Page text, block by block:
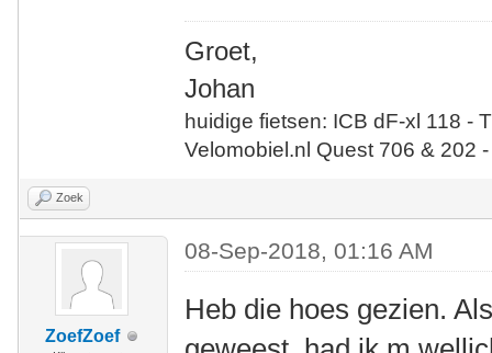
Groet,
Johan
huidige fietsen: ICB dF-xl 118 -
Velomobiel.nl Quest 706 & 202
Zoek
ZoefZoef
08-Sep-2018, 01:16 AM
Heb die hoes gezien.